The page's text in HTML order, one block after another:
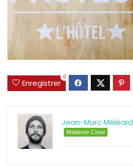
Enregistrer
0
Jean-Marc Méléard
Makeme Crew